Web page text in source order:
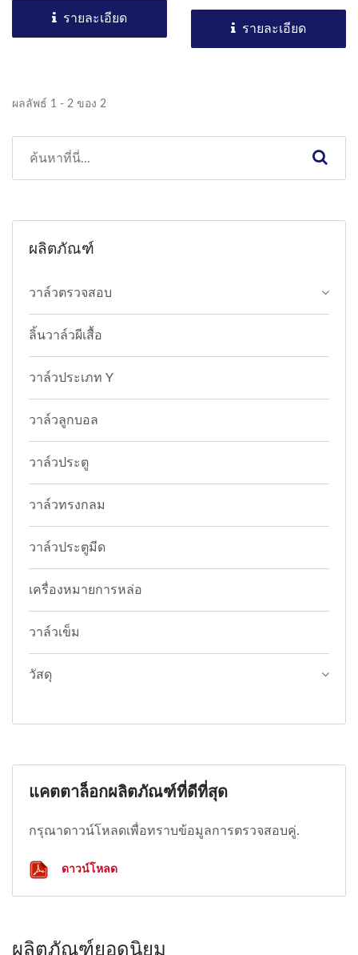
รายละเอียด
รายละเอียด
ผลลัพธ์ 1 - 2 ของ 2
ผลิตภัณฑ์
วาล์วตรวจสอบ
ลิ้นวาล์วผีเสื้อ
วาล์วประเภท Y
วาล์วลูกบอล
วาล์วประตู
วาล์วทรงกลม
วาล์วประตูมีด
เครื่องหมายการหล่อ
วาล์วเข็ม
วัสดุ
แคตตาล็อกผลิตภัณฑ์ที่ดีที่สุด
กรุณาดาวน์โหลดเพื่อทราบข้อมูลการตรวจสอบคู่.
ดาวน์โหลด
ผลิตภัณฑ์ยอดนิยม